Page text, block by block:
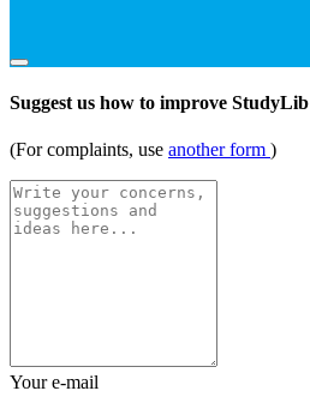
Suggest us how to improve StudyLib
(For complaints, use another form )
Your e-mail